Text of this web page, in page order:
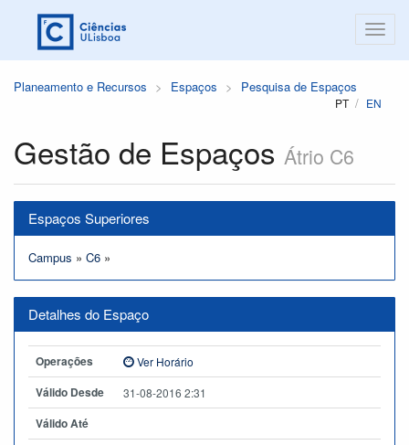
Planeamento e Recursos Espaços Pesquisa de Espaços
PT EN
Gestão de Espaços Átrio C6
Espaços Superiores
Campus » C6 »
Detalhes do Espaço
Operações Ver Horário
Válido Desde 31-08-2016 2:31
Válido Até